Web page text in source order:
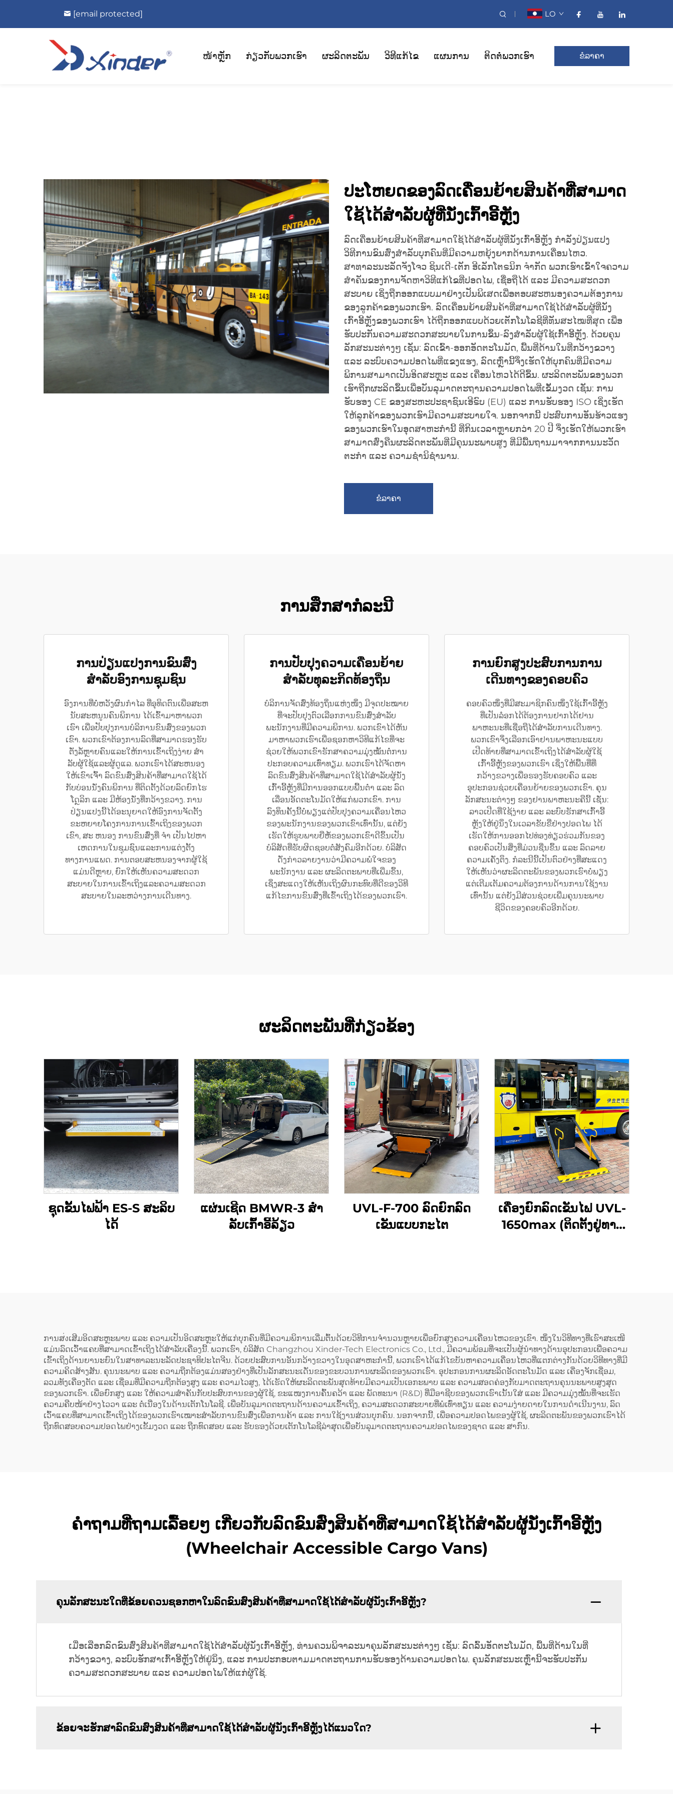
[email protected] LO
ໜ້າຫຼັກ ກ່ຽວກັບພວກເຮົາ ຜະລິດຕະພັນ ວິທີແກ້ໄຂ ແຜນການ ຕິດຕໍ່ພວກເຮົາ ຂໍລາຄາ
ປະໂຫຍດຂອງລົດເຄື່ອນຍ້າຍສິນຄ້າທີ່ສາມາດ
ໃຊ້ໄດ້ສຳລັບຜູ້ທີ່ນັ່ງເກົ້າອີ້ຫຼັງ
ລົດເຄື່ອນຍ້າຍສິນຄ້າທີ່ສາມາດໃຊ້ໄດ້ສຳລັບຜູ້ທີ່ນັ່ງເກົ້າອີ້ຫຼັງ ກຳລັງປ່ຽນແປງ
ວິທີການຂົນສົ່ງສຳລັບບຸກຄົນທີ່ມີຄວາມຫຍຸ້ງຍາກດ້ານການເຄື່ອນໄຫວ.
ສາທາລະນະລັດຈັງໂຈວ ຊິນເດີ-ເຕັກ ອີເລັກໂຕຣນິກ ຈຳກັດ ພວກເຮົາເຂົ້າໃຈຄວາມ
ສຳຄັນຂອງການຈັດຫາວິທີແກ້ໄຂທີ່ປອດໄພ, ເຊື່ອຖືໄດ້ ແລະ ມີຄວາມສະດວກ
ສະບາຍ ເຊິ່ງຖືກອອກແບບມາຢ່າງເປັນພິເສດເພື່ອຕອບສະຫນອງຄວາມຕ້ອງການ
ຂອງລູກຄ້າຂອງພວກເຮົາ. ລົດເຄື່ອນຍ້າຍສິນຄ້າທີ່ສາມາດໃຊ້ໄດ້ສຳລັບຜູ້ທີ່ນັ່ງ
ເກົ້າອີ້ຫຼັງຂອງພວກເຮົາ ໄດ້ຖືກອອກແບບດ້ວຍເຕັກໂນໂລຊີທີ່ທັນສະໄໝທີ່ສຸດ ເພື່ອ
ຮັບປະກັນຄວາມສະດວກສະບາຍໃນການຂຶ້ນ-ລົງສຳລັບຜູ້ໃຊ້ເກົ້າອີ້ຫຼັງ. ດ້ວຍຄຸນ
ລັກສະນະຕ່າງໆ ເຊັ່ນ: ລົດເຂົ້າ-ອອກອັດຕະໂນມັດ, ພື້ນທີ່ດ້ານໃນທີ່ກວ້າງຂວາງ
ແລະ ລະບົບຄວາມປອດໄພທີ່ແຂງແຮງ, ລົດເຫຼົ່ານີ້ຈຶ່ງເຮັດໃຫ້ບຸກຄົນທີ່ມີຄວາມ
ພິການສາມາດເປັນອິດສະຫຼະ ແລະ ເຄື່ອນໄຫວໄດ້ດີຂຶ້ນ. ຜະລິດຕະພັນຂອງພວກ
ເຮົາຖືກຜະລິດຂຶ້ນເພື່ອບັນລຸມາດຕະຖານຄວາມປອດໄພທີ່ເຂັ້ມງວດ ເຊັ່ນ: ການ
ຮັບຮອງ CE ຂອງສະຫະປະຊາຊົນເອີຣົບ (EU) ແລະ ການຮັບຮອງ ISO ເຊິ່ງເຮັດ
ໃຫ້ລູກຄ້າຂອງພວກເຮົາມີຄວາມສະບາຍໃຈ. ນອກຈາກນີ້ ປະສົບການອັນຮ້າວແຮງ
ຂອງພວກເຮົາໃນອຸດສາຫະກຳນີ້ ທີ່ກິນເວລາຫຼາຍກວ່າ 20 ປີ ຈຶ່ງເຮັດໃຫ້ພວກເຮົາ
ສາມາດສົ່ງຄືນຜະລິດຕະພັນທີ່ມີຄຸນນະພາບສູງ ທີ່ມີພື້ນຖານມາຈາກການນະວັດ
ຕະກຳ ແລະ ຄວາມຊຳນິຊຳນານ.
ຂໍລາຄາ
ການສຶກສາກໍລະນີ
ການປ່ຽນແປງການຂົນສົ່ງ
ສຳລັບອົງການຊຸມຊົນ
ອົງການທີ່ບໍ່ຫວັງຜົນກໍາໄລ ທີ່ອຸທິດຕົນເພື່ອສະຫ
ນັບສະຫນູນຄົນພິການ ໄດ້ເຂົ້າມາຫາພວກ
ເຮົາ ເພື່ອປັບປຸງການບໍລິການຂົນສົ່ງຂອງພວກ
ເຂົາ. ພວກເຂົາຕ້ອງການລົດທີ່ສາມາດຮອງຮັບ
ຕັ່ງລໍ້ຫຼາຍຄົນແລະໃຫ້ການເຂົ້າເຖິງງ່າຍ ສໍາ
ລັບຜູ້ໃຊ້ແລະຜູ້ດູແລ. ພວກເຮົາໄດ້ສະຫນອງ
ໃຫ້ເຂົາເຈົ້າ ລົດຂົນສົ່ງສິນຄ້າທີ່ສາມາດໃຊ້ໄດ້
ກັບບ່ອນນັ່ງຄົນພິການ ທີ່ຕິດຕັ້ງດ້ວຍລົດຍົກໄຮ
ໂດຼລິກ ແລະ ມີຫ້ອງນັ່ງທີ່ກວ້າງຂວາງ. ການ
ປ່ຽນແປງນີ້ໄດ້ອະນຸຍາດໃຫ້ອົງການຈັດຕັ້ງ
ຂະຫຍາຍໂຄງການການເຂົ້າເຖິງຂອງພວກ
ເຂົາ, ສະ ຫນອງ ການຂົນສົ່ງທີ່ ຈໍາ ເປັນໄປຫາ
ເຫດການໃນຊຸມຊົນແລະການແຕ່ງຕັ້ງ
ທາງການແພດ. ການຕອບສະຫນອງຈາກຜູ້ໃຊ້
ແມ່ນດີຫຼາຍ, ຍົກໃຫ້ເຫັນຄວາມສະດວກ
ສະບາຍໃນການເຂົ້າເຖິງແລະຄວາມສະດວກ
ສະບາຍໃນລະຫວ່າງການເດີນທາງ.
ການປັບປຸງຄວາມເຄື່ອນຍ້າຍ
ສໍາລັບທຸລະກິດທ້ອງຖິ່ນ
ບໍລິການຈັດສົ່ງທ້ອງຖິ່ນແຫ່ງໜຶ່ງ ມີຈຸດປະໝາຍ
ທີ່ຈະປັບປຸງຕົວເລືອກການຂົນສົ່ງສຳລັບ
ພະນັກງານທີ່ມີຄວາມພິການ. ພວກເຂົາໄດ້ຫັນ
ມາຫາພວກເຮົາເພື່ອຊອກຫາວິທີແກ້ໄຂທີ່ຈະ
ຊ່ວຍໃຫ້ພວກເຂົາຮັກສາຄວາມມຸ່ງໝັ້ນຕໍ່ການ
ປະກອບຄວາມເທົ່າທຽມ. ພວກເຮົາໄດ້ຈັດຫາ
ລົດຂົນສົ່ງສິນຄ້າທີ່ສາມາດໃຊ້ໄດ້ສຳລັບຜູ້ນັ່ງ
ເກົ້າອີ້ຫຼັງທີ່ມີການອອກແບບພື້ນຕ່ຳ ແລະ ລົດ
ເລື່ອນອັດຕະໂນມັດໃຫ້ແກ່ພວກເຂົາ. ການ
ລົງທຶນຄັ້ງນີ້ບໍ່ພຽງແຕ່ປັບປຸງຄວາມເຄື່ອນໄຫວ
ຂອງພະນັກງານຂອງພວກເຂົາເທົ່ານັ້ນ, ແຕ່ຍັງ
ເຮັດໃຫ້ຮູບພາບຍີ່ຫໍ້ຂອງພວກເຂົາດີຂຶ້ນເປັນ
ບໍລິສັດທີ່ຮັບຜິດຊອບຕໍ່ສັງຄົມອີກດ້ວຍ. ບໍລິສັດ
ດັ່ງກ່າວລາຍງານວ່າມີຄວາມພໍໃຈຂອງ
ພະນັກງານ ແລະ ຜະລິດຕະພາບທີ່ເພີ່ມຂຶ້ນ,
ເຊິ່ງສະແດງໃຫ້ເຫັນເຖິງຜົນກະທົບທີ່ດີຂອງວິທີ
ແກ້ໄຂການຂົນສົ່ງທີ່ເຂົ້າເຖິງໄດ້ຂອງພວກເຮົາ.
ການຍົກສູງປະສົບການການ
ເດີນທາງຂອງຄອບຄົວ
ຄອບຄົວໜຶ່ງທີ່ມີສະມາຊິກຄົນໜຶ່ງໃຊ້ເກົ້າອີ້ຫຼັງ
ທີ່ເປັນລ໋ອກໄດ້ຕ້ອງການຢາກໄດ້ຢານ
ພາຫະນະທີ່ເຊື່ອຖືໄດ້ສຳລັບການເດີນທາງ.
ພວກເຂົາຈຶ່ງເລືອກເອົາຢານພາຫະນະແບບ
ເປີດທ້າຍທີ່ສາມາດເຂົ້າເຖິງໄດ້ສຳລັບຜູ້ໃຊ້
ເກົ້າອີ້ຫຼັງຂອງພວກເຮົາ ເຊິ່ງໃຫ້ພື້ນທີ່ທີ່
ກວ້າງຂວາງເພື່ອຮອງຮັບຄອບຄົວ ແລະ
ອຸປະກອນຊ່ວຍເຄື່ອນຍ້າຍຂອງພວກເຂົາ. ຄຸນ
ລັກສະນະຕ່າງໆ ຂອງຢານພາຫະນະຄືນີ້ ເຊັ່ນ:
ລາວເປີດທີ່ໃຊ້ງ່າຍ ແລະ ລະບົບຮັກສາເກົ້າອີ້
ຫຼັງໃຫ້ຢູ່ນິ່ງໃນເວລາຂັບຂີ່ຢ່າງປອດໄພ ໄດ້
ເຮັດໃຫ້ການອອກໄປທ່ອງທ່ຽວຮ່ວມກັນຂອງ
ຄອບຄົວເປັນສິ່ງທີ່ມ່ວນຊື່ນຂຶ້ນ ແລະ ລົດລາຍ
ຄວາມເຄັ່ງຕຶງ. ກໍລະນີນີ້ເປັນຕົວຢ່າງທີ່ສະແດງ
ໃຫ້ເຫັນວ່າຜະລິດຕະພັນຂອງພວກເຮົາບໍ່ພຽງ
ແຕ່ເຕີມເຕັມຄວາມຕ້ອງການດ້ານການໃຊ້ງານ
ເທົ່ານັ້ນ ແຕ່ຍັງມີສ່ວນຊ່ວຍເພີ່ມຄຸນນະພາບ
ຊີວິດຂອງຄອບຄົວອີກດ້ວຍ.
ຜະລິດຕະພັນທີ່ກ່ຽວຂ້ອງ
ຊຸດຂັ້ນໄຟຟ້າ ES-S ສະລິບ
ໄດ້
ແຜ່ນເຊີດ BMWR-3 ສໍາ
ລັບເກົ້າອີ້ລ້ຽວ
UVL-F-700 ລົດຍົກລົດ
ເຂັນແບບກະໄຕ
ເຄື່ອງຍົກລົດເຂັນໄຟ UVL-
1650max (ຕິດຕັ້ງຢູ່ທາງ
ການສ่งເສີມອິດສະຫຼະພາບ ແລະ ຄວາມເປັນອິດສະຫຼະໃຫ້ແກ່ບຸກຄົນທີ່ມີຄວາມພິການເລີ່ມຕົ້ນດ້ວຍວິທີການຈຳນວນຫຼາຍເພື່ອຍົກສູງຄວາມເຄື່ອນໄຫວຂອງເຂົາ. ໜຶ່ງໃນວິທີທາງທີ່ເຮົາສະເໜີ
ແມ່ນລົດເວົ້າແຄບທີ່ສາມາດເຂົ້າເຖິງໄດ້ສຳລັບເຄື່ອງນີ້. ພວກເຮົາ, ບໍລິສັດ Changzhou Xinder-Tech Electronics Co., Ltd., ມີຄວາມພ້ອມທີ່ຈະເປັນຜູ້ນຳທາງດ້ານອຸປະກອນເພື່ອຄວາມ
ເຂົ້າເຖິງດ້ານຍານະຍົນໃນສາທາລະນະລັດປະຊາທິປະໄຕຈີນ. ດ້ວຍປະສົບການອັນກວ້າງຂວາງໃນອຸດສາຫະກຳນີ້, ພວກເຮົາໄດ້ແກ້ໄຂບັນຫາຄວາມເຄື່ອນໄຫວທີ່ແຕກຕ່າງກັນດ້ວຍວິທີທາງທີ່ມີ
ຄວາມຄິດສ້າງສັນ. ຄຸນນະພາບ ແລະ ຄວາມຖືກຕ້ອງແມ່ນສອງຢ່າງທີ່ເປັນລັກສະນະເດັ່ນຂອງຂະບວນການຜະລິດຂອງພວກເຮົາ. ອຸປະກອນການຜະລິດອັດຕະໂນມັດ ແລະ ເຄື່ອງຈັກເຊື່ອມ,
ລວມທັງເຄື່ອງຕັດ ແລະ ເຊື່ອມທີ່ມີຄວາມຖືກຕ້ອງສູງ ແລະ ຄວາມໄວສູງ, ໄດ້ເຮັດໃຫ້ຜະລິດຕະພັນສຸດທ້າຍມີຄວາມເປັນເອກະພາບ ແລະ ຄວາມສອດຄ່ອງກັບມາດຕະຖານຄຸນນະພາບສູງສຸດ
ຂອງພວກເຮົາ. ເພື່ອຍົກສູງ ແລະ ໃຫ້ຄວາມສຳຄັນກັບປະສົບການຂອງຜູ້ໃຊ້, ຂະແໜງການຄົ້ນຄວ້າ ແລະ ພັດທະນາ (R&D) ທີ່ມືອາຊີບຂອງພວກເຮົາເນັ້ນໃສ່ ແລະ ມີຄວາມມຸ່ງໝັ້ນທີ່ຈະເຮັດ
ຄວາມຄືບໜ້າຢ່າງໄວວາ ແລະ ຕໍ່ເນື່ອງໃນດ້ານເຕັກໂນໂລຊີ. ເພື່ອບັນລຸມາດຕະຖານດ້ານຄວາມເຂົ້າເຖິງ, ຄວາມສະດວກສະບາຍທີ່ພໍເທົ່າທຽນ ແລະ ຄວາມງ່າຍດາຍໃນການດຳເນີນງານ, ລົດ
ເວົ້າແຄບທີ່ສາມາດເຂົ້າເຖິງໄດ້ຂອງພວກເຮົາເໝາະສຳລັບການຂົນສົ່ງເພື່ອການຄ້າ ແລະ ການໃຊ້ງານສ່ວນບຸກຄົນ. ນອກຈາກນີ້, ເພື່ອຄວາມປອດໄພຂອງຜູ້ໃຊ້, ຜະລິດຕະພັນຂອງພວກເຮົາໄດ້
ຖືກທົດສອບຄວາມປອດໄພຢ່າງເຂັ້ມງວດ ແລະ ຖືກທົດສອບ ແລະ ຮັບຮອງດ້ວຍເຕັກໂນໂລຊີລ່າສຸດເພື່ອບັນລຸມາດຕະຖານຄວາມປອດໄພຂອງຊາດ ແລະ ສາກົນ.
ຄຳຖາມທີ່ຖາມເລື້ອຍໆ ເກີ່ຍວກັບລົດຂົນສົ່ງສິນຄ້າທີ່ສາມາດໃຊ້ໄດ້ສຳລັບຜູ້ນັ່ງເກົ້າອີ້ຫຼັງ
(Wheelchair Accessible Cargo Vans)
ຄຸນລັກສະນະໃດທີ່ຂ້ອຍຄວນຊອກຫາໃນລົດຂົນສົ່ງສິນຄ້າທີ່ສາມາດໃຊ້ໄດ້ສຳລັບຜູ້ນັ່ງເກົ້າອີ້ຫຼັງ?
ເມື່ອເລືອກລົດຂົນສົ່ງສິນຄ້າທີ່ສາມາດໃຊ້ໄດ້ສຳລັບຜູ້ນັ່ງເກົ້າອີ້ຫຼັງ, ທ່ານຄວນພິຈາລະນາຄຸນລັກສະນະຕ່າງໆ ເຊັ່ນ: ລົດລົ້ນອັດຕະໂນມັດ, ພື້ນທີ່ດ້ານໃນທີ່
ກວ້າງຂວາງ, ລະບົບຮັກສາເກົ້າອີ້ຫຼັງໃຫ້ຢູ່ນິ່ງ, ແລະ ການປະກອບຕາມມາດຕະຖານການຮັບຮອງດ້ານຄວາມປອດໄພ. ຄຸນລັກສະນະເຫຼົ່ານີ້ຈະຮັບປະກັນ
ຄວາມສະດວກສະບາຍ ແລະ ຄວາມປອດໄພໃຫ້ແກ່ຜູ້ໃຊ້.
ຂ້ອຍຈະຮັກສາລົດຂົນສົ່ງສິນຄ້າທີ່ສາມາດໃຊ້ໄດ້ສຳລັບຜູ້ນັ່ງເກົ້າອີ້ຫຼັງໄດ້ແນວໃດ?